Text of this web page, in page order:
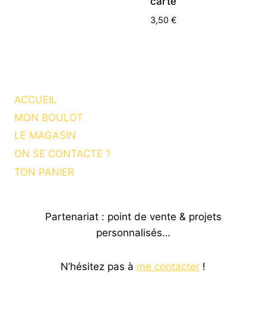
3,50 €
ACCUEIL
MON BOULOT
LE MAGASIN
ON SE CONTACTE ?
TON PANIER
Partenariat : point de vente & projets
personnalisés…
N’hésitez pas à me contacter !